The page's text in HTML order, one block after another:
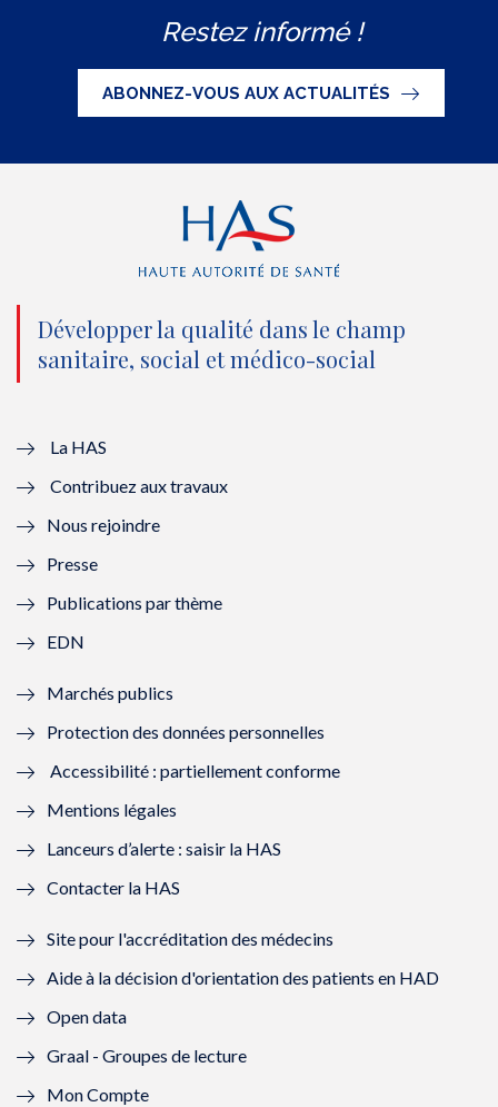
i
t
t
e
n
o
u
l
l
f
n
ê
t
r
e
)
c
e
b
o
o
k
(
n
o
e
e
n
ê
r
)
u
t
u
b
e
(
n
o
u
ê
t
e
n
k
e
d
(
n
o
ê
)
Restez informé !
ABONNEZ-VOUS AUX ACTUALITÉS
Développer la qualité dans le champ
sanitaire, social et médico-social
La HAS
Contribuez aux travaux
Nous rejoindre
Presse
Publications par thème
EDN
Marchés publics
Protection des données personnelles
Accessibilité : partiellement conforme
Mentions légales
Lanceurs d’alerte : saisir la HAS
Contacter la HAS
Site pour l'accréditation des médecins
Aide à la décision d'orientation des patients en HAD
Open data
Graal - Groupes de lecture
Mon Compte